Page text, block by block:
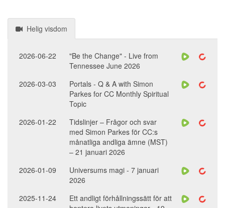
Helig visdom
2026-06-22
"Be the Change" - Live from
Tennessee June 2026
2026-03-03
Portals - Q & A with Simon
Parkes for CC Monthly Spiritual
Topic
2026-01-22
Tidslinjer – Frågor och svar
med Simon Parkes för CC:s
månatliga andliga ämne (MST)
– 21 januari 2026
2026-01-09
Universums magi - 7 januari
2026
2025-11-24
Ett andligt förhållningssätt för att